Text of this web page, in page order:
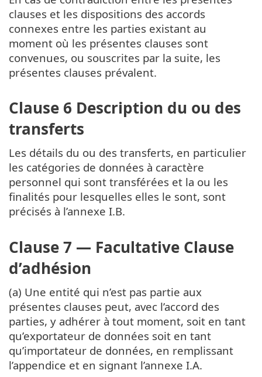
clauses et les dispositions des accords
connexes entre les parties existant au
moment où les présentes clauses sont
convenues, ou souscrites par la suite, les
présentes clauses prévalent.
Clause 6 Description du ou des
transferts
Les détails du ou des transferts, en particulier
les catégories de données à caractère
personnel qui sont transférées et la ou les
finalités pour lesquelles elles le sont, sont
précisés à l’annexe I.B.
Clause 7 — Facultative Clause
d’adhésion
(a) Une entité qui n’est pas partie aux
présentes clauses peut, avec l’accord des
parties, y adhérer à tout moment, soit en tant
qu’exportateur de données soit en tant
qu’importateur de données, en remplissant
l’appendice et en signant l’annexe I.A.